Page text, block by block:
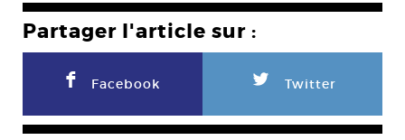
Partager l'article sur :
F Facebook L Twitter